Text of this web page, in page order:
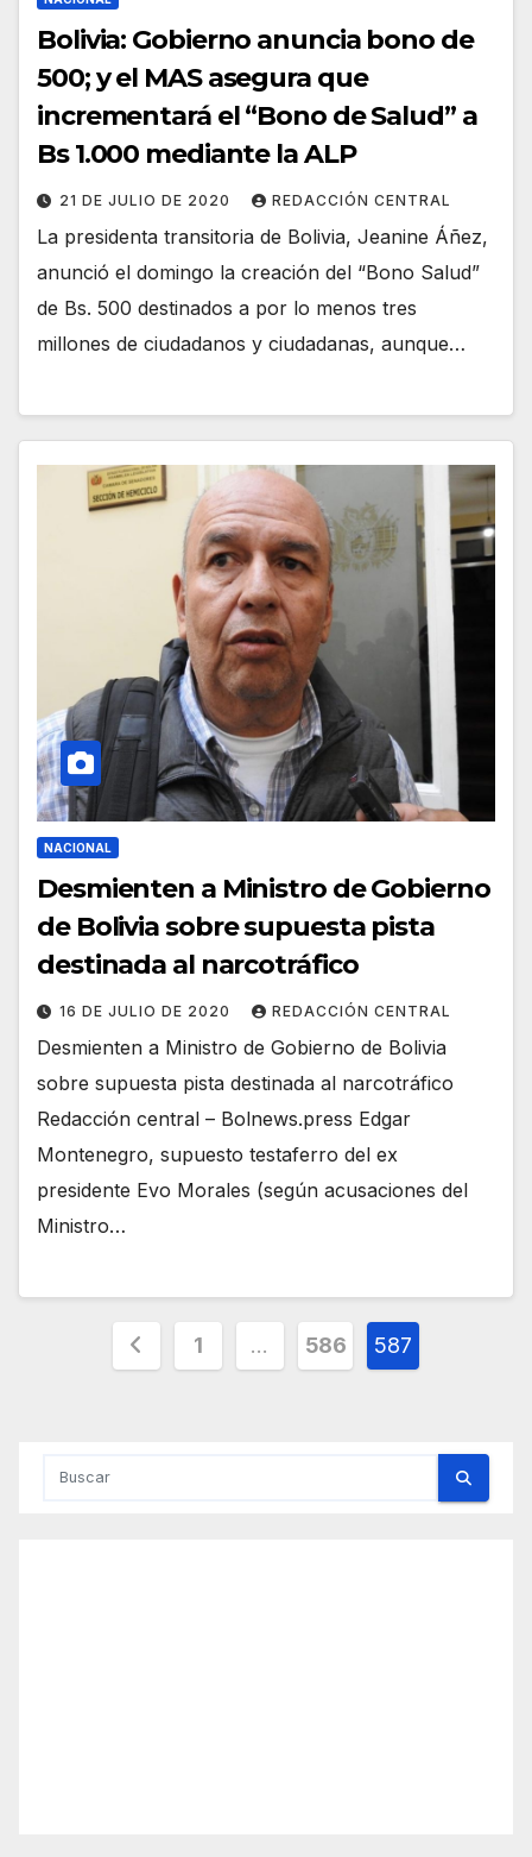
Bolivia: Gobierno anuncia bono de
500; y el MAS asegura que
incrementará el “Bono de Salud” a
Bs 1.000 mediante la ALP
21 DE JULIO DE 2020 REDACCIÓN CENTRAL
La presidenta transitoria de Bolivia, Jeanine Áñez,
anunció el domingo la creación del “Bono Salud”
de Bs. 500 destinados a por lo menos tres
millones de ciudadanos y ciudadanas, aunque…
NACIONAL
Desmienten a Ministro de Gobierno
de Bolivia sobre supuesta pista
destinada al narcotráfico
16 DE JULIO DE 2020 REDACCIÓN CENTRAL
Desmienten a Ministro de Gobierno de Bolivia
sobre supuesta pista destinada al narcotráfico
Redacción central – Bolnews.press Edgar
Montenegro, supuesto testaferro del ex
presidente Evo Morales (según acusaciones del
Ministro…
Paginación
1 … 586 587